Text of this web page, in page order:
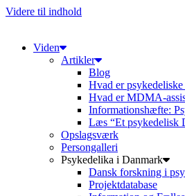
Videre til indhold
Viden
Artikler
Blog
Hvad er
Hvad er MDMA-
Informationshæfte:
Læs “Et psykedelisk
Opslagsværk
Persongalleri
Psykedelika i Danmark
Dansk forskning i
Projektdatabase